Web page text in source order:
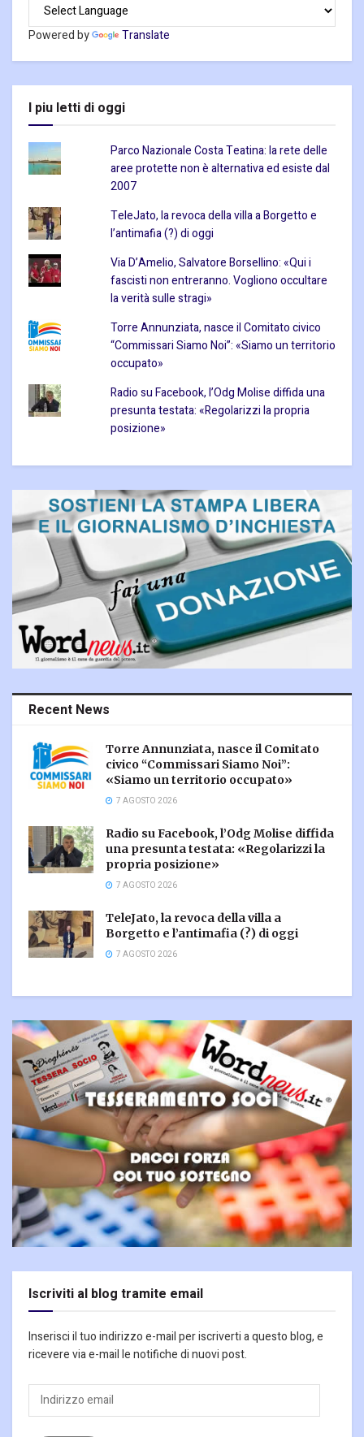
Powered by Translate
I piu letti di oggi
Parco Nazionale Costa Teatina: la rete delle
aree protette non è alternativa ed esiste dal
2007
TeleJato, la revoca della villa a Borgetto e
l’antimafia (?) di oggi
Via D’Amelio, Salvatore Borsellino: «Qui i
fascisti non entreranno. Vogliono occultare
la verità sulle stragi»
Torre Annunziata, nasce il Comitato civico
“Commissari Siamo Noi”: «Siamo un territorio
occupato»
Radio su Facebook, l’Odg Molise diffida una
presunta testata: «Regolarizzi la propria
posizione»
Recent News
Torre Annunziata, nasce il Comitato
civico “Commissari Siamo Noi”:
«Siamo un territorio occupato»
7 AGOSTO 2026
Radio su Facebook, l’Odg Molise diffida
una presunta testata: «Regolarizzi la
propria posizione»
7 AGOSTO 2026
TeleJato, la revoca della villa a
Borgetto e l’antimafia (?) di oggi
7 AGOSTO 2026
Iscriviti al blog tramite email
Inserisci il tuo indirizzo e-mail per iscriverti a questo blog, e
ricevere via e-mail le notifiche di nuovi post.
Indirizzo
email